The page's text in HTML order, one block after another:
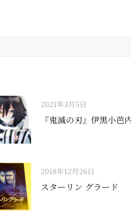
2021年3月5日
『鬼滅の刃』伊黒小芭
2018年12月26日
スターリン グラード